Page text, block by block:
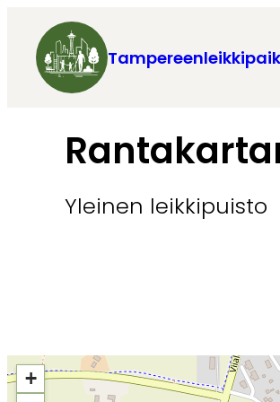
Yleinen leikkipuisto
+